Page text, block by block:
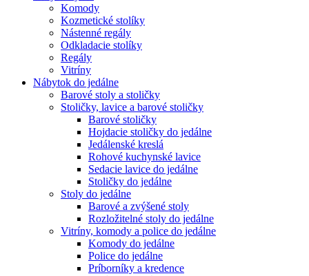
Komody
Kozmetické stolíky
Nástenné regály
Odkladacie stolíky
Regály
Vitríny
Nábytok do jedálne
Barové stoly a stoličky
Stoličky, lavice a barové stoličky
Barové stoličky
Hojdacie stoličky do jedálne
Jedálenské kreslá
Rohové kuchynské lavice
Sedacie lavice do jedálne
Stoličky do jedálne
Stoly do jedálne
Barové a zvýšené stoly
Rozložitelné stoly do jedálne
Vitríny, komody a police do jedálne
Komody do jedálne
Police do jedálne
Príborníky a kredence